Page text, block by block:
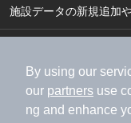
By using our
our partners use
ng and enhance
施設データの新規追加
加盟店募集
利用規約
特定商取引法